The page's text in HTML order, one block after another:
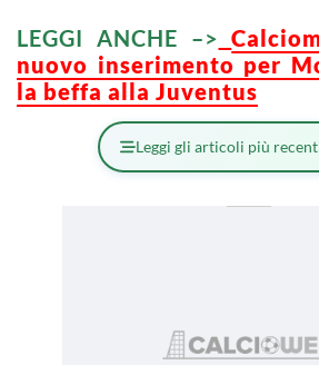
LEGGI ANCHE –>
nuovo inserimento per
la beffa alla Juventus
Leggi gli articoli più